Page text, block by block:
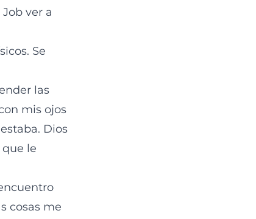
ver a
Se
las
mis ojos
Dios
le
cosas me